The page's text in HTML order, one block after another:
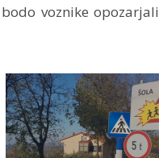
voznike opozarjali